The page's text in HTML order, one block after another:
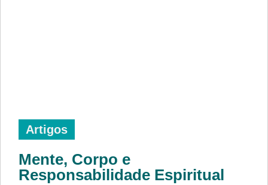
Artigos
Mente, Corpo e
Responsabilidade Espiritual